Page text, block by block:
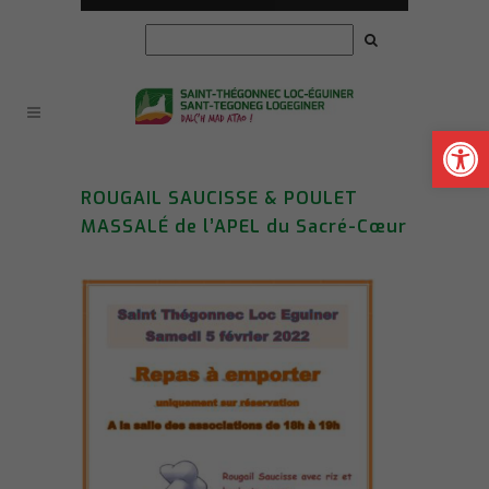
Ouvrir
ROUGAIL SAUCISSE & POULET
MASSALÉ de l’APEL du Sacré-Cœur